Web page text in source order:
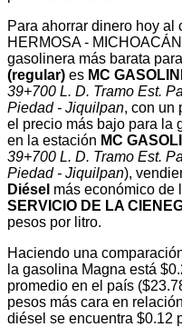
Para ahorrar dinero hoy al
HERMOSA -
gasolinera más barata
(regular) es MC
39+700 L. D. Tramo Est.
Piedad - Jiquilpan, con un
el precio más bajo para la
en la estación MC
39+700 L. D. Tramo Est.
Piedad - Jiquilpan),
Diésel más económico de
SERVICIO DE LA
pesos por litro.
Haciendo una
la gasolina Magna está
promedio en el país
pesos más cara en
diésel se encuentra $0.12